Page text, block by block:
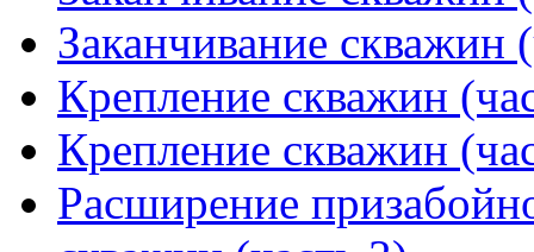
Заканчивание скважин
Крепление скважин
Крепление скважин
Расширение